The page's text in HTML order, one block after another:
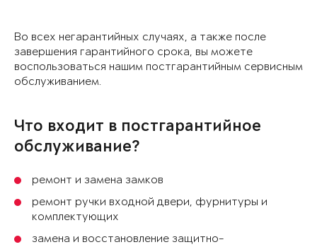
Во всех негарантийных случаях, а также после
завершения гарантийного срока, вы можете
воспользоваться нашим постгарантийным сервисным
обслуживанием.
Что входит в постгарантийное
обслуживание?
ремонт и замена замков
ремонт ручки входной двери, фурнитуры и
комплектующих
замена и восстановление защитно-